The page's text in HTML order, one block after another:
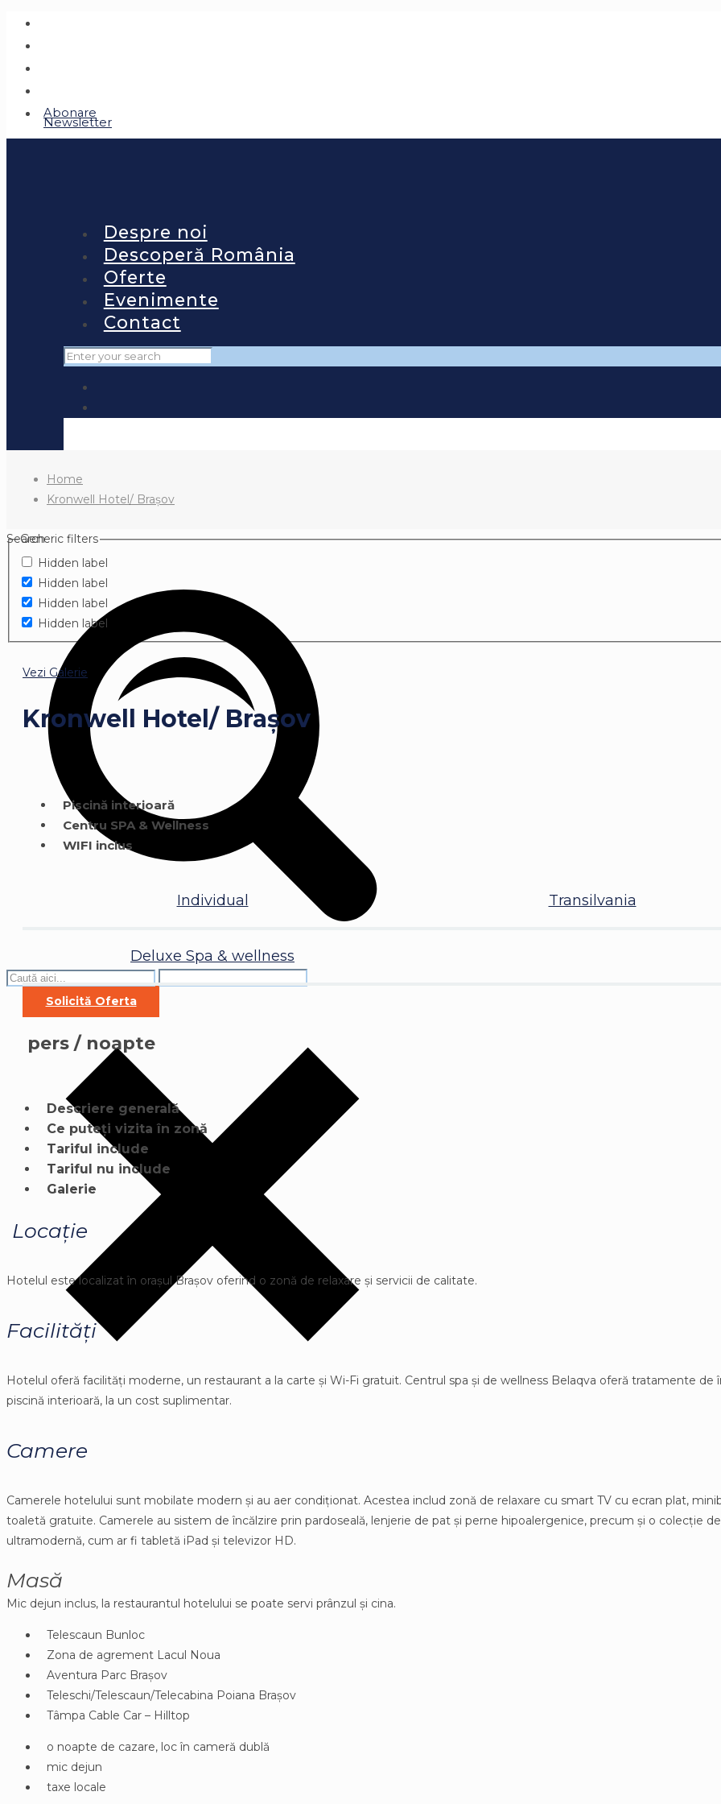
Abonare
Newsletter
Despre noi
Descoperă România
Oferte
Evenimente
Contact
Home
Kronwell Hotel/ Brașov
Search
Generic filters
Hidden label
Hidden label
Hidden label
Hidden label
Vezi Galerie
Kronwell Hotel/ Brașov
Piscină interioară
Centru SPA & Wellness
WIFI inclus
Individual Transilvania
Deluxe Spa & wellness
Solicită Oferta
pers / noapte
Descriere generală
Ce puteți vizita în zonă
Tariful include
Tariful nu include
Galerie
Locație
Hotelul este localizat în orașul Brașov oferind o zonă de relaxare și servicii de calitate.
Facilități
Hotelul oferă facilități moderne, un restaurant a la carte și Wi-Fi gratuit. Centrul spa și de wellness Belaqva oferă tratamente
piscină interioară, la un cost suplimentar.
Camere
Camerele hotelului sunt mobilate modern și au aer condiționat. Acestea includ zonă de relaxare cu smart TV cu ecran plat,
toaletă gratuite. Camerele au sistem de încălzire prin pardoseală, lenjerie de pat și perne hipoalergenice, precum și o colecție
ultramodernă, cum ar fi tabletă iPad și televizor HD.
Masă
Mic dejun inclus, la restaurantul hotelului se poate servi prânzul și cina.
Telescaun Bunloc
Zona de agrement Lacul Noua
Aventura Parc Brașov
Teleschi/Telescaun/Telecabina Poiana Brașov
Tâmpa Cable Car – Hilltop
o noapte de cazare, loc în cameră dublă
mic dejun
taxe locale